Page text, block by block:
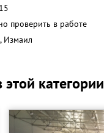
проверить в работе
, Измаил
категории